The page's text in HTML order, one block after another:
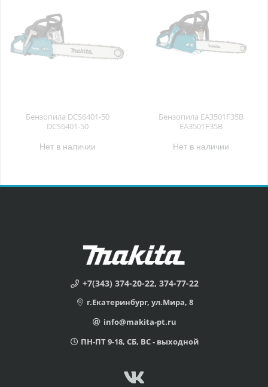
Бензопила DCS6401-50
DCS6401-50
Нет в наличии
Бензопила EA3501F35B
EA3501F35B
Нет в наличии
+7(343) 374-20-22, 374-77-22
г.Екатеринбург, ул.Мира, 8
info@makita-pt.ru
ПН-ПТ 9-18, СБ, ВС - выходной